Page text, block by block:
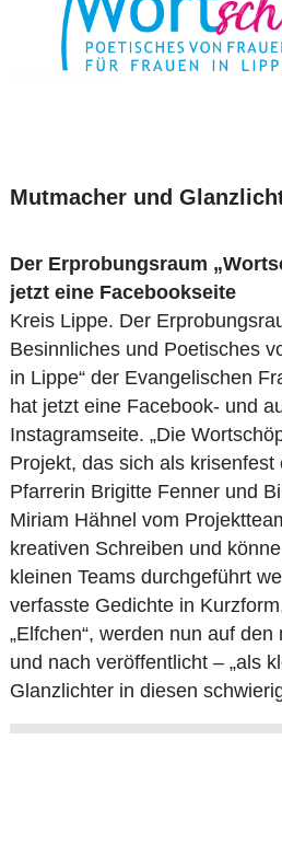
Mutmacher und
Der Erprobungsraum
jetzt eine Facebookseite
Kreis Lippe. Der
Besinnliches und Poetisches
in Lippe“ der Evangelischen
hat jetzt eine Facebook- und
Instagramseite. „Die
Projekt, das sich als krisenfest
Pfarrerin Brigitte Fenner und
Miriam Hähnel vom
kreativen Schreiben und
kleinen Teams durchgeführt
verfasste Gedichte in
„Elfchen“, werden nun auf
und nach veröffentlicht – „als
Glanzlichter in diesen